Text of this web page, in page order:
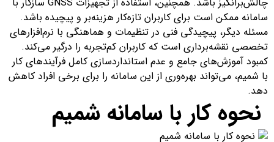
سامانه ممکن است برای کاربران تازه‌کار هزینه‌بر و پیچیده باشد.
مسئله دیگر، پیچیدگی فنی در تنظیمات و هماهنگی با نرم‌افزارهای
تخصصی نقشه‌برداری است که کاربران کم‌تجربه را درگیر می‌کند.
کمبود آموزش‌های جامع و عدم استانداردسازی کامل فرآیندهای کار
با شمیم، می‌تواند بهره‌وری از این سامانه را برای برخی افراد کاهش
دهد.
نحوه کار با سامانه شمیم